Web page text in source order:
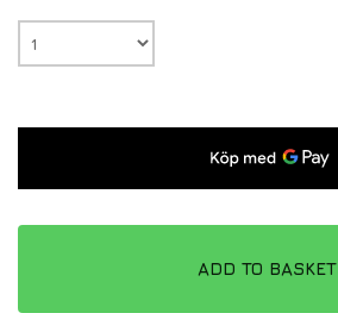
ADD TO BASKET